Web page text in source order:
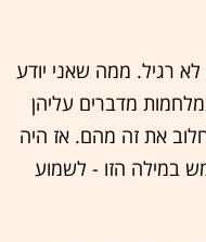
לא רגיל. ממה שאני יודע
מדברים עליהן
את זה מהם. אז היה
במילה הזו - לשמוע